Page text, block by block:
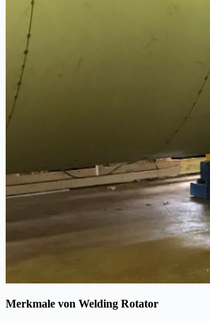
Merkmale von Welding Rotator